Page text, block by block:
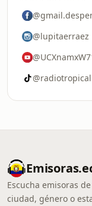
@lupitaerraez
Escucha emisoras
ciudad, género o